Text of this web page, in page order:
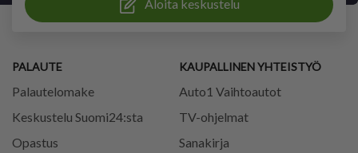
Aloita keskustelu
PALAUTE
Palautelomake
Keskustelu Suomi24:sta
Opastus
KAUPALLINEN YHTEISTYÖ
Auto1 Vaihtoautot
TV-ohjelmat
Sanakirja